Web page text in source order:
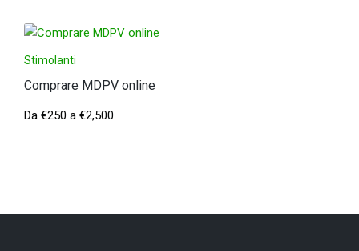
Stimolanti
Comprare MDPV online
Da €250 a €2,500